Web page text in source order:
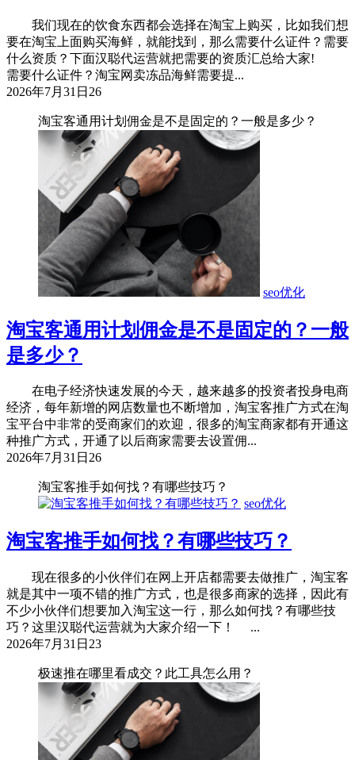
我们现在的饮食东西都会选择在淘宝上购买，比如我们想
要在淘宝上面购买海鲜，就能找到，那么需要什么证件？需要
什么资质？下面汉聪代运营就把需要的资质汇总给大家!
需要什么证件？淘宝网卖冻品海鲜需要提...
2026年7月31日 26
淘宝客通用计划佣金是不是固定的？一般是多少？
seo优化
淘宝客通用计划佣金是不是固定的？一般
是多少？
在电子经济快速发展的今天，越来越多的投资者投身电商
经济，每年新增的网店数量也不断增加，淘宝客推广方式在淘
宝平台中非常的受商家们的欢迎，很多的淘宝商家都有开通这
种推广方式，开通了以后商家需要去设置佣...
2026年7月31日 26
淘宝客推手如何找？有哪些技巧？
seo优化
淘宝客推手如何找？有哪些技巧？
现在很多的小伙伴们在网上开店都需要去做推广，淘宝客
就是其中一项不错的推广方式，也是很多商家的选择，因此有
不少小伙伴们想要加入淘宝这一行，那么如何找？有哪些技
巧？这里汉聪代运营就为大家介绍一下！ ...
2026年7月31日 23
极速推在哪里看成交？此工具怎么用？